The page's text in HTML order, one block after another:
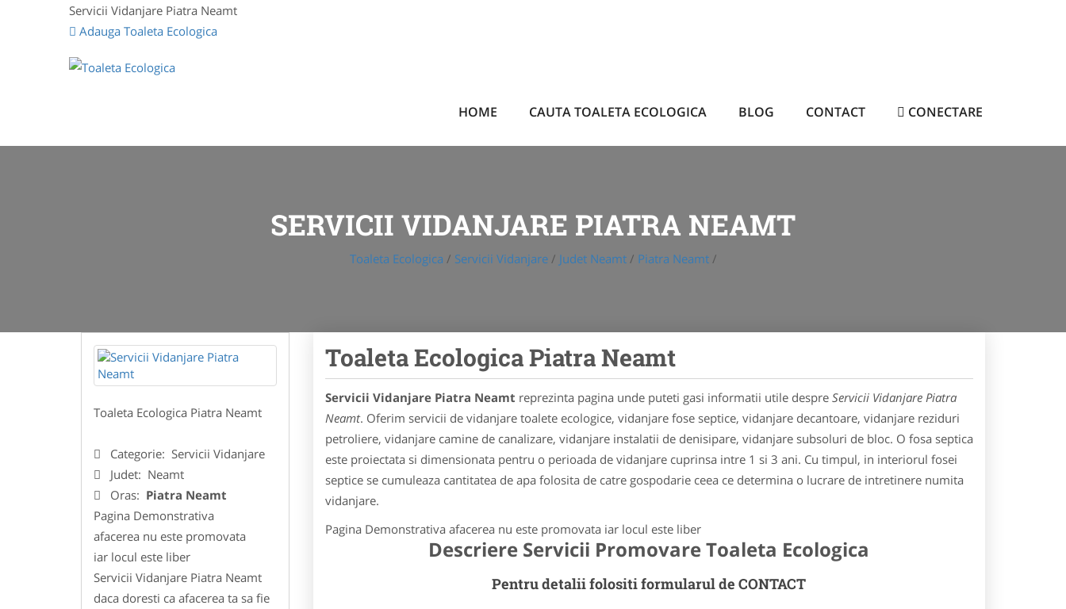
Servicii Vidanjare Piatra Neamt
Adauga Toaleta Ecologica
HOME CAUTA TOALETA ECOLOGICA BLOG CONTACT CONECTARE
SERVICII VIDANJARE PIATRA NEAMT
Toaleta Ecologica / Servicii Vidanjare/ Judet Neamt/ Piatra Neamt/
Toaleta Ecologica Piatra Neamt
Categorie: Servicii Vidanjare
Judet: Neamt
Oras: Piatra Neamt
Pagina Demonstrativa
afacerea nu este promovata
iar locul este liber
Servicii Vidanjare Piatra Neamt
daca doresti ca afacerea ta sa fie
Toaleta Ecologica Piatra Neamt
Servicii Vidanjare Piatra Neamt reprezinta pagina unde puteti gasi informatii utile despre Servicii Vidanjare Piatra
Neamt. Oferim servicii de vidanjare toalete ecologice, vidanjare fose septice, vidanjare decantoare, vidanjare reziduri
petroliere, vidanjare camine de canalizare, vidanjare instalatii de denisipare, vidanjare subsoluri de bloc. O fosa septica
este proiectata si dimensionata pentru o perioada de vidanjare cuprinsa intre 1 si 3 ani. Cu timpul, in interiorul fosei
septice se cumuleaza cantitatea de apa folosita de catre gospodarie ceea ce determina o lucrare de intretinere numita
vidanjare.
Pagina Demonstrativa afacerea nu este promovata iar locul este liber
Descriere Servicii Promovare Toaleta Ecologica
Pentru detalii folositi formularul de CONTACT